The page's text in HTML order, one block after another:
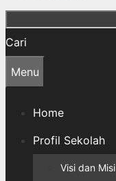
Cari
Menu
Home
Profil Sekolah
Visi dan Misi